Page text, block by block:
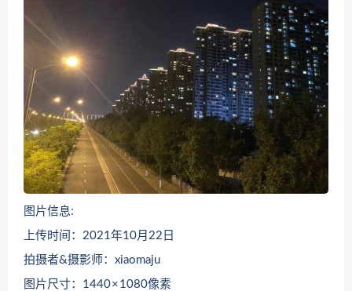
图片信息:
上传时间：2021年10月22日
拍摄者&摄影师：xiaomaju
图片尺寸：1440 × 1080像素